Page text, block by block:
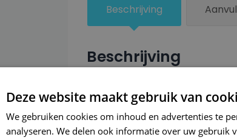
Beschrijving
Beschrijving
Een groter beschadigd oppervlak
combinatie met blanke lak van
oppervlak te spuiten zodat de
Deze website maakt gebruik van
We gebruiken cookies om inhoud en advertenties te
analyseren. We delen ook informatie over uw gebruik